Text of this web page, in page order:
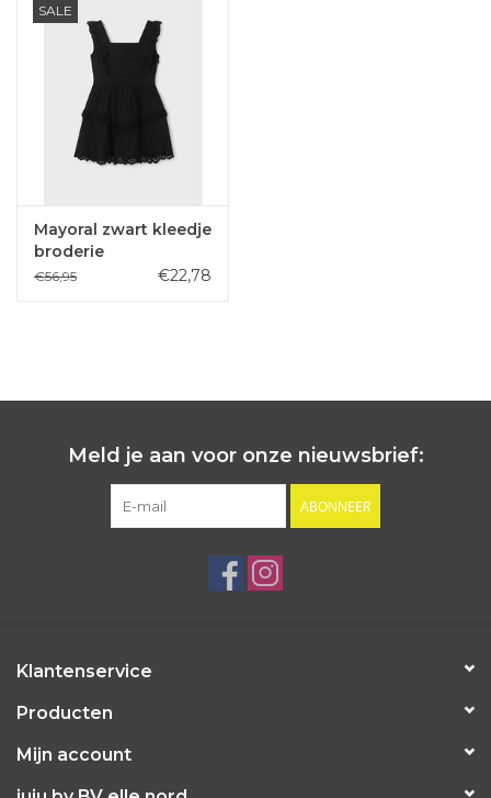
SALE
Mayoral zwart kleedje
broderie
€56,95 €22,78
Meld je aan voor onze nieuwsbrief:
ABONNEER
Klantenservice
Producten
Mijn account